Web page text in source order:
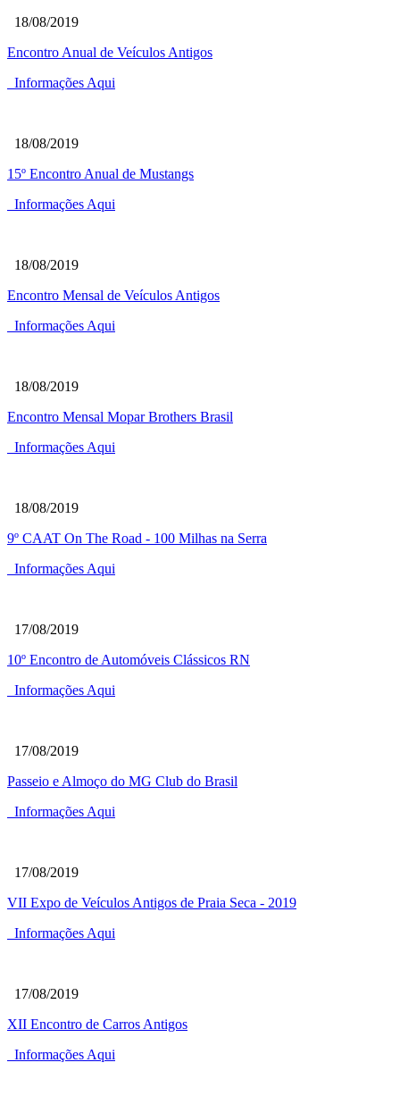
18/08/2019
Encontro Anual de Veículos Antigos
Informações Aqui
18/08/2019
15º Encontro Anual de Mustangs
Informações Aqui
18/08/2019
Encontro Mensal de Veículos Antigos
Informações Aqui
18/08/2019
Encontro Mensal Mopar Brothers Brasil
Informações Aqui
18/08/2019
9º CAAT On The Road - 100 Milhas na Serra
Informações Aqui
17/08/2019
10º Encontro de Automóveis Clássicos RN
Informações Aqui
17/08/2019
Passeio e Almoço do MG Club do Brasil
Informações Aqui
17/08/2019
VII Expo de Veículos Antigos de Praia Seca - 2019
Informações Aqui
17/08/2019
XII Encontro de Carros Antigos
Informações Aqui